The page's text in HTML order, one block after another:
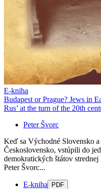
E-kniha
Budapest or Prague? Jews in
Rus’ at the turn of the 20th
Peter Švorc
Keď sa Východné Slovensko
Československo, vstúpili do
demokratických štátov
Peter Švorc...
E-kniha PDF